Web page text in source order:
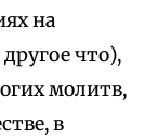
на
что),
молитв,
в